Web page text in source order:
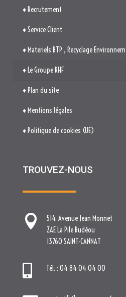
♦ Recrutement
♦ Service Client
♦ Materiels BTP , Recyclage
♦ Le Groupe RHF
♦ Plan du site
♦ Mentions légales
♦ Politique de cookies (UE)
TROUVEZ-NOUS

514. Avenue Jean Monnet
ZAE La Pile Budéou
13760 SAINT-CANNAT
 Tél. : 04 84 04 04 00